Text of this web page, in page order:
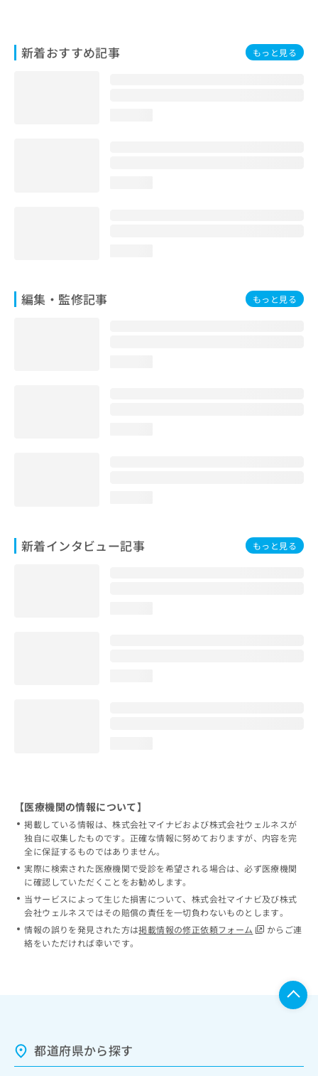
新着おすすめ記事 もっと見る
編集・監修記事 もっと見る
新着インタビュー記事 もっと見る
合
【医療機関の情報について】
掲載している情報は、株式会社マイナビおよび株式会社ウェルネスが
独自に収集したものです。正確な情報に努めておりますが、内容を完
全に保証するものではありません。
実際に検索された医療機関で受診を希望される場合は、必ず医療機関
に確認していただくことをお勧めします。
当サービスによって生じた損害について、株式会社マイナビ及び株式
会社ウェルネスではその賠償の責任を一切負わないものとします。
情報の誤りを発見された方は掲載情報の修正依頼フォーム
からご連
絡をいただければ幸いです。
都道府県から探す